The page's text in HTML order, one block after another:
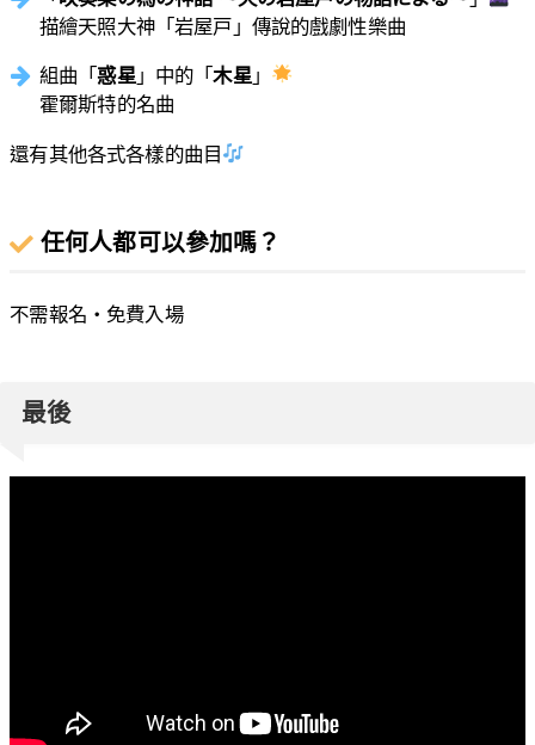
描繪天照大神「岩屋戸」傳說的戲劇性樂曲
組曲「惑星 」中的「木星 」
霍爾斯特的名曲
還有其他各式各樣的曲目
任何人都可以參加嗎？
不需報名・免費入場
最後